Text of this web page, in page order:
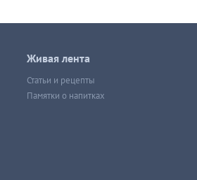
Живая лента
Статьи и рецепты
Памятки о напитках